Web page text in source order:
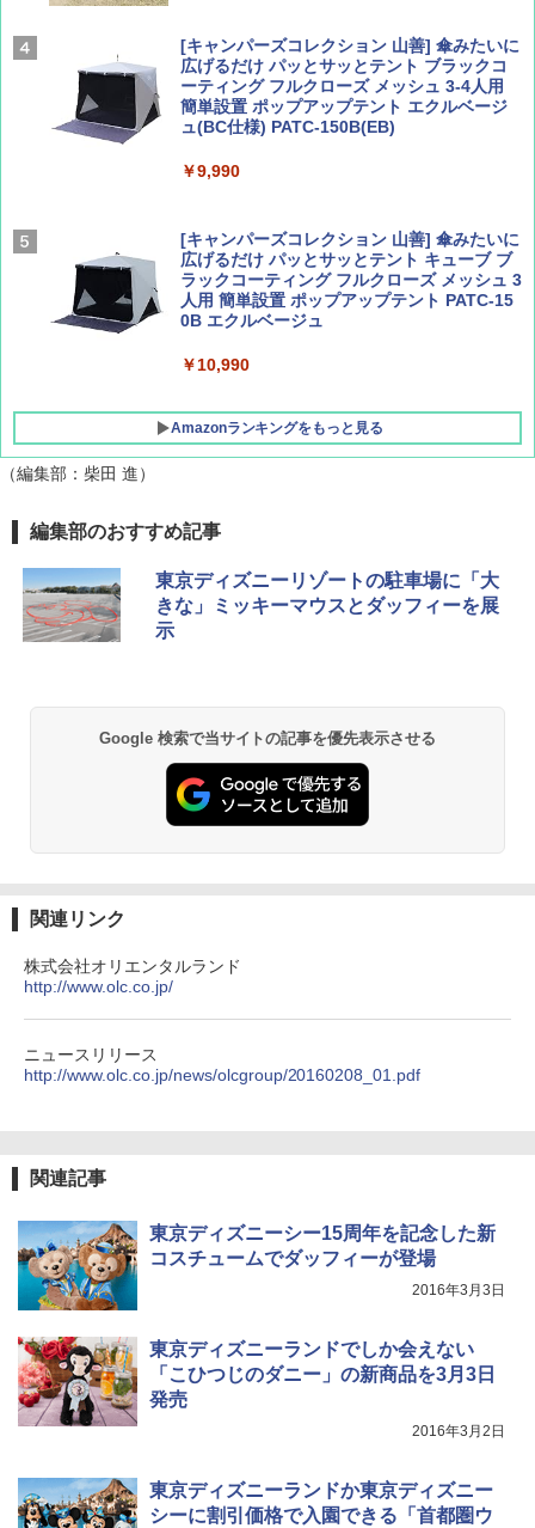
AIRLINE（エアライン）2026年9月号【特
集】ボーイング110周年を祝して！
￥1,760
￥2,277
新しい日本地理 地図・統計・移動から読み
解く (講談社現代新書)
￥1,540
[キャンパーズコレクション 山善] 傘みたいに
広げるだけ パッとサッとテント ブラックコ
ーティング フルクローズ メッシュ 3-4人用
簡単設置 ポップアップテント エクルベージ
ュ(BC仕様) PATC-150B(EB)
￥9,990
[キャンパーズコレクション 山善] 傘みたいに
広げるだけ パッとサッとテント キューブ ブ
ラックコーティング フルクローズ メッシュ 3
人用 簡単設置 ポップアップテント PATC-15
0B エクルベージュ
￥10,990
Amazonランキングをもっと見る
BUNDOK(バンドック)ソロ ドーム 1 EX BDK
-08EX カーキ ソロキャンプ ポリエステル フ
レーム テント
￥14,800
￥2,980
DEWEL パラソル 大型 ビーチ アウトドアパ
ラソル ガーデン サイトシート付 折りたたみ
【日本企業販売】超強力クマ対策スプレー 30
秒）射程5～10m 安全ロック搭載 携帯収納袋
付き ヒグマ・イノシシ対策 自治体・教育機
ポインターライト 強力 小型 緑色/赤色/青紫色
USB充電式 高精度 超長距離照射 長時間使用
可能 安全ロック付き 高安全性 金属製耐久 コ
ア/オフィス/教育現場/展示会用 緑
￥1,180
（編集部：柴田 進）
編集部のおすすめ記事
東京ディズニーリゾートの駐車場に「大
きな」ミッキーマウスとダッフィーを展
示
Google 検索で当サイトの記事を優先表示させる
関連リンク
株式会社オリエンタルランド
http://www.olc.co.jp/
ニュースリリース
http://www.olc.co.jp/news/olcgroup/20160208_01.pdf
関連記事
東京ディズニーシー15周年を記念した新
コスチュームでダッフィーが登場
2016年3月3日
東京ディズニーランドでしか会えない
「こひつじのダニー」の新商品を3月3日
発売
2016年3月2日
東京ディズニーランドか東京ディズニー
シーに割引価格で入園できる「首都圏ウ